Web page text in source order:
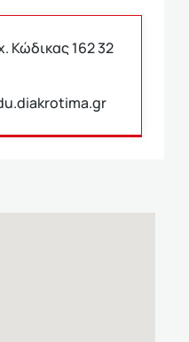
Κώδικας 162 32